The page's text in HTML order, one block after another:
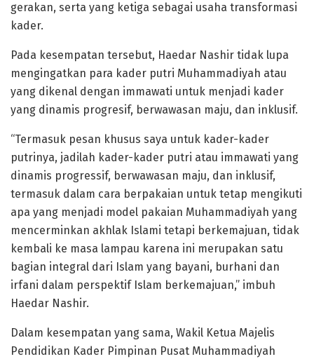
gerakan, serta yang ketiga sebagai usaha transformasi
kader.
Pada kesempatan tersebut, Haedar Nashir tidak lupa
mengingatkan para kader putri Muhammadiyah atau
yang dikenal dengan immawati untuk menjadi kader
yang dinamis progresif, berwawasan maju, dan inklusif.
“Termasuk pesan khusus saya untuk kader-kader
putrinya, jadilah kader-kader putri atau immawati yang
dinamis progressif, berwawasan maju, dan inklusif,
termasuk dalam cara berpakaian untuk tetap mengikuti
apa yang menjadi model pakaian Muhammadiyah yang
mencerminkan akhlak Islami tetapi berkemajuan, tidak
kembali ke masa lampau karena ini merupakan satu
bagian integral dari Islam yang bayani, burhani dan
irfani dalam perspektif Islam berkemajuan,” imbuh
Haedar Nashir.
Dalam kesempatan yang sama, Wakil Ketua Majelis
Pendidikan Kader Pimpinan Pusat Muhammadiyah